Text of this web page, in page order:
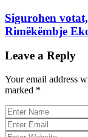
Sigurohen
Rimëkëmbje
Leave a Reply
Your email address
marked *